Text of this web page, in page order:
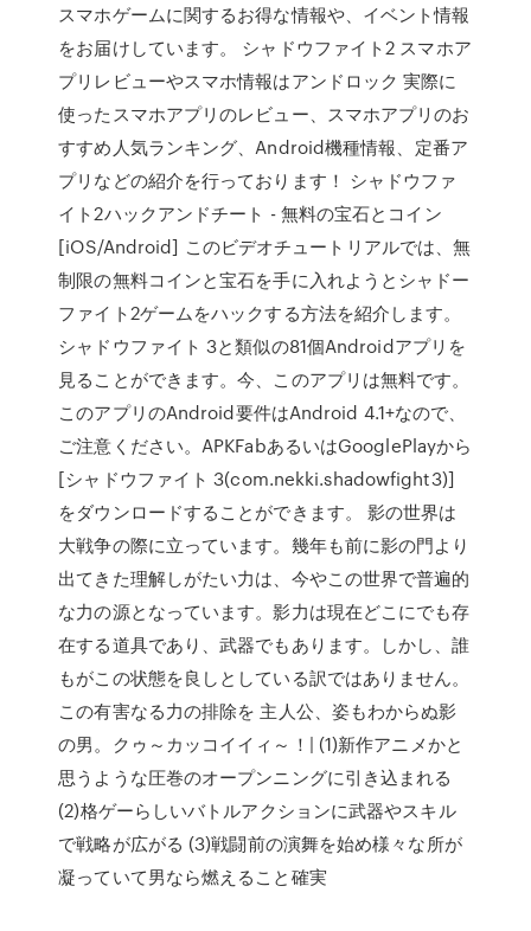
スマホゲームに関するお得な情報や、イベント情報
をお届けしています。 シャドウファイト2 スマホア
プリレビューやスマホ情報はアンドロック 実際に
使ったスマホアプリのレビュー、スマホアプリのお
すすめ人気ランキング、Android機種情報、定番ア
プリなどの紹介を行っております！ シャドウファ
イト2ハックアンドチート - 無料の宝石とコイン
[iOS/Android] このビデオチュートリアルでは、無
制限の無料コインと宝石を手に入れようとシャドー
ファイト2ゲームをハックする方法を紹介します。
シャドウファイト 3と類似の81個Androidアプリを
見ることができます。今、このアプリは無料です。
このアプリのAndroid要件はAndroid 4.1+なので、
ご注意ください。APKFabあるいはGooglePlayから
[シャドウファイト 3(com.nekki.shadowfight3)]
をダウンロードすることができます。 影の世界は
大戦争の際に立っています。幾年も前に影の門より
出てきた理解しがたい力は、今やこの世界で普遍的
な力の源となっています。影力は現在どこにでも存
在する道具であり、武器でもあります。しかし、誰
もがこの状態を良しとしている訳ではありません。
この有害なる力の排除を 主人公、姿もわからぬ影
の男。クゥ～カッコイイィ～！| (1)新作アニメかと
思うような圧巻のオープンニングに引き込まれる
(2)格ゲーらしいバトルアクションに武器やスキル
で戦略が広がる (3)戦闘前の演舞を始め様々な所が
凝っていて男なら燃えること確実